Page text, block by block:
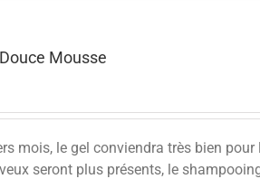
Mousse
mois, le gel conviendra très bien
seront plus présents, le